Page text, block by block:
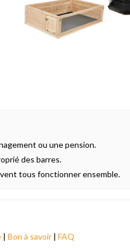
ou une pension.
des barres.
tous fonctionner ensemble.
| Bon à savoir | FAQ